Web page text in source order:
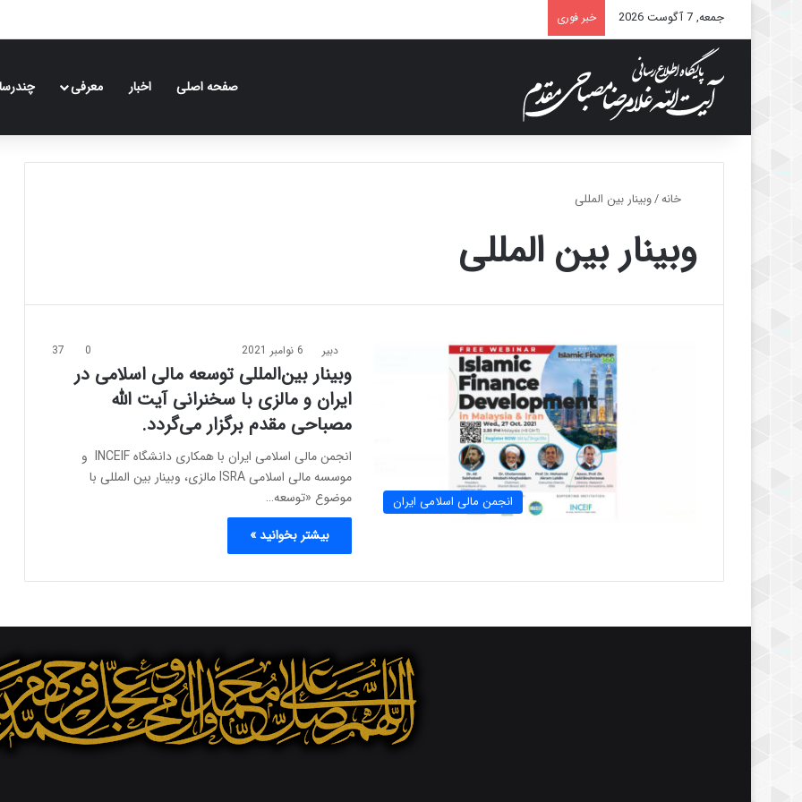
جمعه, 7 آگوست 2026 خبر فوری
صفحه اصلی اخبار معرفی
خانه/وبینار بین المللی
وبینار بین المللی
انجمن مالی اسلامی ایران
دبیر 6 نوامبر 2021 0
37
وبینار بین‌المللی توسعه مالی اسلامی در
ایران و مالزی با سخنرانی آیت الله
مصباحی مقدم برگزار می‌گردد.
انجمن مالی اسلامی ایران با همکاری دانشگاه INCEIF و
موسسه مالی اسلامی ISRA مالزی، وبینار بین المللی با
موضوع «توسعه…
بیشتر بخوانید »